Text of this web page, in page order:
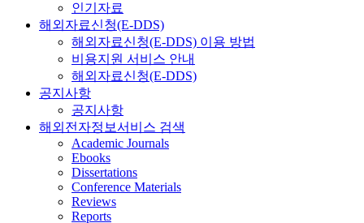
인기자료
해외자료신청(E-DDS)
해외자료신청(E-DDS) 이용 방법
비용지원 서비스 안내
해외자료신청(E-DDS)
공지사항
공지사항
해외전자정보서비스 검색
Academic Journals
Ebooks
Dissertations
Conference Materials
Reviews
Reports